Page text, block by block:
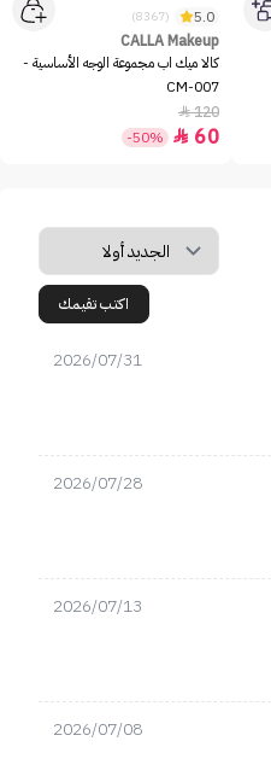
5.0
(8367)
CALLA Makeup
كالا ميك اب مجموعة الوجه الأساسية -
CM-007
120

60

-50%
اكتب تقيمك
2026/07/31
2026/07/28
2026/07/13
2026/07/08